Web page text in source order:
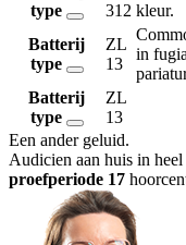
type
312 kleur.
Batterij
type
ZL
13
in
Batterij
type
ZL
13
Een ander geluid.
Audicien aan huis in heel
proefperiode 17